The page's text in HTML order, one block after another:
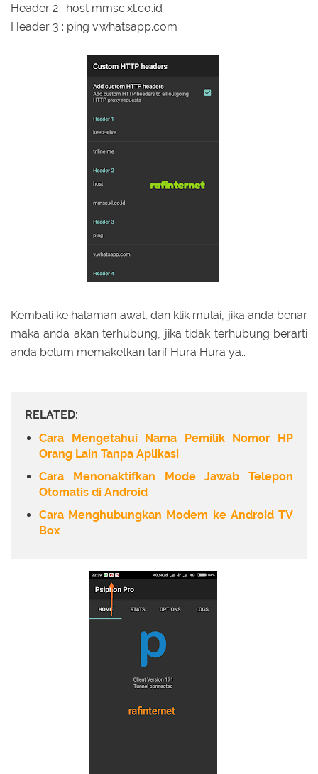
Header 2 : host mmsc.xl.co.id
Header 3 : ping v.whatsapp.com
Kembali ke halaman awal, dan klik mulai, jika anda benar
maka anda akan terhubung, jika tidak terhubung berarti
anda belum memaketkan tarif Hura Hura ya..
RELATED:
Cara Mengetahui Nama Pemilik Nomor HP
Orang Lain Tanpa Aplikasi
Cara Menonaktifkan Mode Jawab Telepon
Otomatis di Android
Cara Menghubungkan Modem ke Android TV
Box